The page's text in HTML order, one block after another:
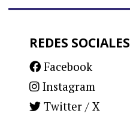
REDES SOCIALES
Facebook
Instagram
Twitter / X